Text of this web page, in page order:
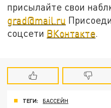
присылайте свои
grad@mail.ru
соцсети ВКонтакте
ТЕГИ:
БАССЕЙН